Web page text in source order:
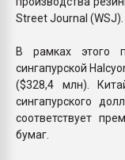
Street Journal (WSJ).
В рамках этого
сингапурской
($328,4 млн).
сингапурского
соответствует
бумаг.